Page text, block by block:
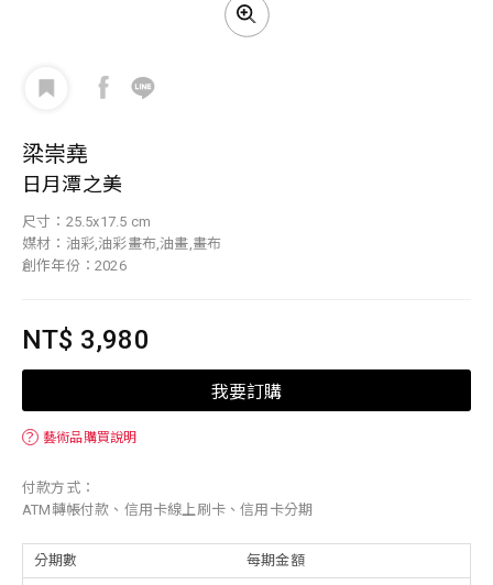
梁崇堯
日月潭之美
尺寸：25.5x17.5 cm
媒材：油彩,油彩畫布,油畫,畫布
創作年份：2026
NT$ 3,980
我要訂購
？ 藝術品購買說明
付款方式：
ATM轉帳付款、信用卡線上刷卡、信用卡分期
分期數 每期金額